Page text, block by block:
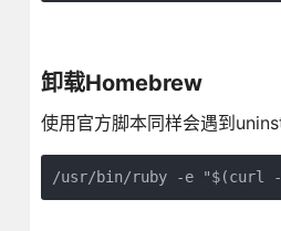
卸载Homebrew
使用官方脚本同样会遇到
/usr/bin/ruby -e "$(curl